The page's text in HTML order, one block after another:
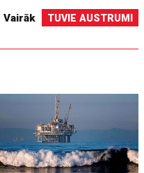
Vairāk TUVIE AUSTRUMI